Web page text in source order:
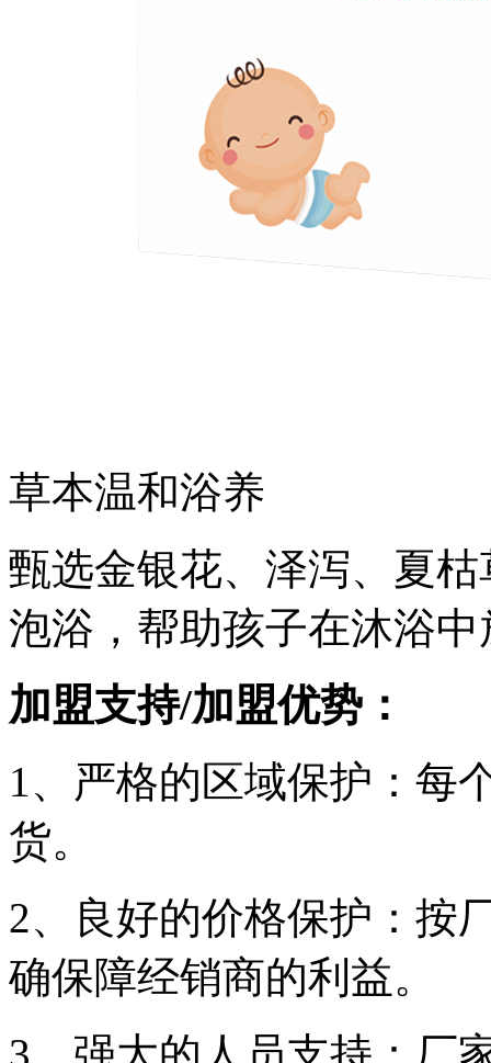
草本温和浴养
甄选金银花、泽泻、夏
泡浴，帮助孩子在沐浴
加盟支持/加盟优势：
1、严格的区域保护：每
货。
2、良好的价格保护：按
确保障经销商的利益。
3、强大的人员支持：厂